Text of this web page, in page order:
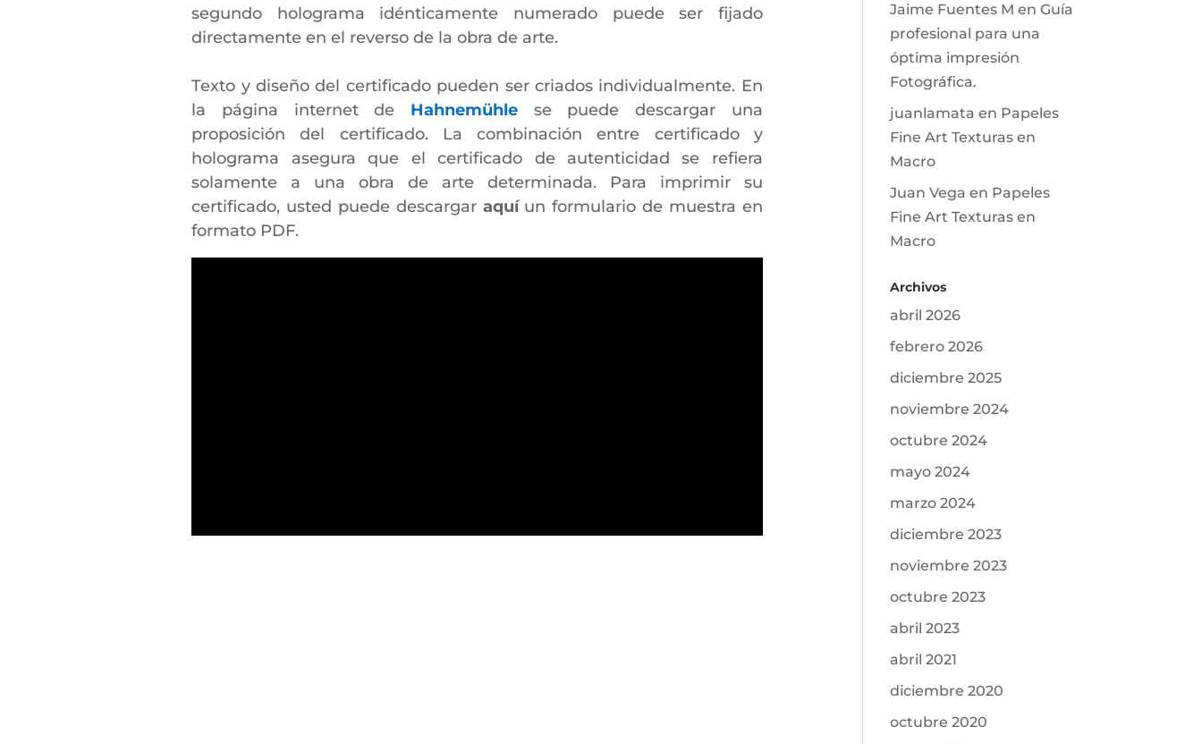
segundo holograma idénticamente numerado puede ser fijado
directamente en el reverso de la obra de arte.
Texto y diseño del certificado pueden ser criados individualmente. En
la página internet de Hahnemühle se puede descargar una
proposición del certificado. La combinación entre certificado y
holograma asegura que el certificado de autenticidad se refiera
solamente a una obra de arte determinada. Para imprimir su
certificado, usted puede descargar aquíun formulario de muestra en
formato PDF.
Jaime Fuentes M en Guía
profesional para una
óptima impresión
Fotográfica.
juanlamata en Papeles
Fine Art Texturas en
Macro
Juan Vega en Papeles
Fine Art Texturas en
Macro
Archivos
abril 2026
febrero 2026
diciembre 2025
noviembre 2024
octubre 2024
mayo 2024
marzo 2024
diciembre 2023
noviembre 2023
octubre 2023
abril 2023
abril 2021
diciembre 2020
octubre 2020